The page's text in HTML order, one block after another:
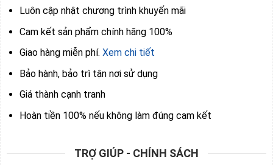
Luôn cập nhật chương trình khuyến mãi
Cam kết sản phẩm chính hãng 100%
Giao hàng miễn phí. Xem chi tiết
Bảo hành, bảo trì tận nơi sử dụng
Giá thành cạnh tranh
Hoàn tiền 100% nếu không làm đúng cam kết
TRỢ GIÚP - CHÍNH SÁCH